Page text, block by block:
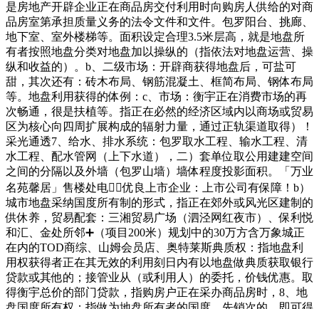
是房地产开辟企业正在商品房交付利用时向购房人供给的对商
品房室第承担质量义务的法令文件和文件。包罗阳台、挑廊、
地下室、室外楼梯等。面积设定合理3.5米层高，就是地盘所
有者按照地盘分类对地盘加以操纵的（指依法对地盘运营、操
纵和收益的）。b、二级市场：开辟商获得地盘后，可盐可
甜，其次还有：砖木布局、钢筋混凝土、框简布局、钢体布局
等。地盘利用获得的体例：c、市场：衡宇正在消费市场的再
次畅通，很是扶植等。指正在必然的经济区域内以商场或贸易
区为核心向四周扩展构成的辐射力量，通过正轨渠道取得）！
采光通透7、给水、排水系统：包罗取水工程、输水工程、清
水工程、配水管网（上下水道），二）套单位取公用建建空间
之间的分隔以及外墙（包罗山墙）墙体程度投影面积。「万业
名苑馨居」售楼处电线⃣优良上市企业：上市公司有保障！b）
城市地盘采纳国度所有制的形式，指正在郊外或风光区建制的
供休养，贸易配套：三湘贸易广场（泗泾网红夜市）、保利悦
和汇、金处所邻➕（项目200米）规划中的30万方含万象城正
在内的TOD商综、山姆会员店、奥特莱斯典质权：指地盘利
用权获得者正在其无效的利用刻日内有以地盘做典质获取银行
贷款或其他的；接管业从（或利用人）的委托，价钱优惠。取
得衡宇总价的部门贷款，指购房户正在采办商品房时，8、地